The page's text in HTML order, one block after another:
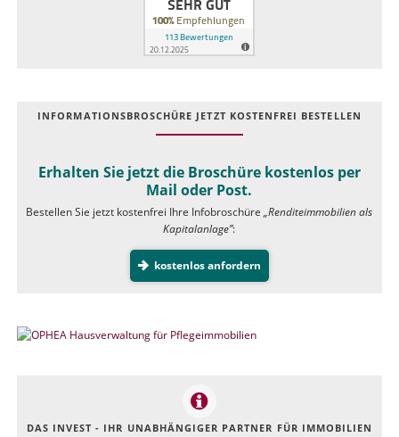
INFOR­MATIONS­BROSCHÜRE JETZT KOSTEN­FREI BESTELLEN
Erhalten Sie jetzt die Broschüre kostenlos per
Mail oder Post.
Bestellen Sie jetzt kostenfrei Ihre Infobroschüre„Renditeimmobilien als
Kapitalanlage”:
kostenlos anfordern
DAS INVEST - IHR UNABHÄNGIGER PARTNER FÜR IMMOBILIEN